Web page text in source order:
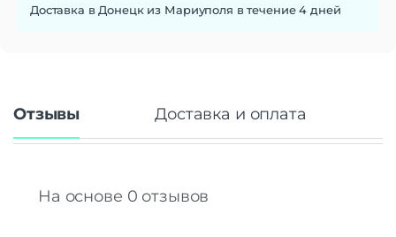
Доставка в Донецк из Мариуполя в течение 4 дней
Отзывы Доставка и оплата
На основе 0 отзывов